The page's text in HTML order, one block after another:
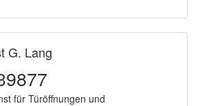
G. Lang
für Türöffnungen und